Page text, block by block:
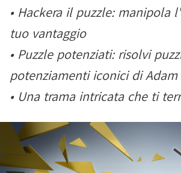
• Hackera il puzzle: manipola
tuo vantaggio
• Puzzle potenziati: risolvi
potenziamenti iconici di Adam
• Una trama intricata che ti